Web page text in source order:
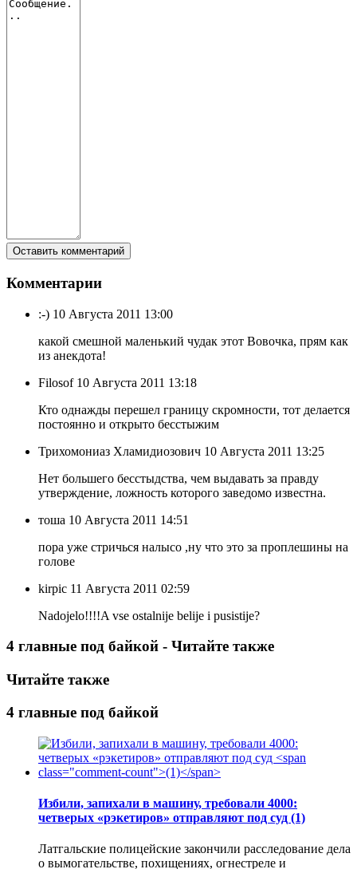
Комментарии
:-) 10 Августа 2011 13:00
какой смешной маленький чудак этот Вовочка, прям как
из анекдота!
Filosof 10 Августа 2011 13:18
Кто однажды перешел границу скромности, тот делается
постоянно и открыто бесстыжим
Трихомониаз Хламидиозович 10 Августа 2011 13:25
Нет большего бесстыдства, чем выдавать за правду
утверждение, ложность которого заведомо известна.
тоша 10 Августа 2011 14:51
пора уже стричься налысо ,ну что это за проплешины на
голове
kirpic 11 Августа 2011 02:59
Nadojelo!!!!A vse ostalnije belije i pusistije?
4 главные под байкой - Читайте также
Читайте также
4 главные под байкой
Избили, запихали в машину, требовали 4000:
четверых «рэкетиров» отправляют под суд (1)
Латгальские полицейские закончили расследование дела
о вымогательстве, похищениях, огнестреле и